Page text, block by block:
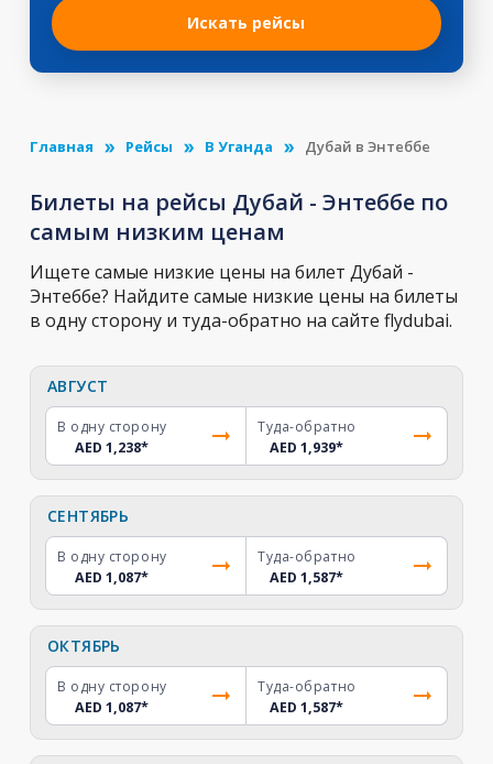
Искать рейсы
Главная Рейсы В Уганда Дубай в Энтеббе
Билеты на рейсы Дубай - Энтеббе по
самым низким ценам
Ищете самые низкие цены на билет Дубай -
Энтеббе? Найдите самые низкие цены на билеты
в одну сторону и туда-обратно на сайте flydubai.
АВГУСТ
В одну сторону
AED 1,238*
Туда-обратно
AED 1,939*
СЕНТЯБРЬ
В одну сторону
AED 1,087*
Туда-обратно
AED 1,587*
ОКТЯБРЬ
В одну сторону
AED 1,087*
Туда-обратно
AED 1,587*